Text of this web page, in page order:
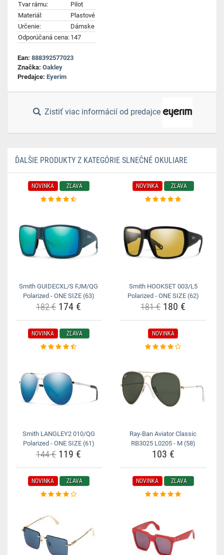
Tvar rámu:
Pilot
Materiál:
Plastové
Určenie:
Dámske
Odporúčaná cena: 147
Ean: 888392577023
Značka: Oakley
Predajce: Eyerim
Zistiť viac informácií od predajce
ĎALŠIE PRODUKTY Z KATEGÓRIE SLNEČNÉ OKULIARE
NOVINKA ZĽAVA
Smith GUIDECXL/S FJM/QG
Polarized - ONE SIZE (63)
182 € 174 €
NOVINKA ZĽAVA
Smith HOOKSET 003/L5
Polarized - ONE SIZE (62)
181 € 180 €
NOVINKA ZĽAVA
Smith LANGLEY2 010/QG
Polarized - ONE SIZE (61)
144 € 119 €
NOVINKA
Ray-Ban Aviator Classic
RB3025 L0205 - M (58)
103 €
NOVINKA ZĽAVA NOVINKA ZĽAVA